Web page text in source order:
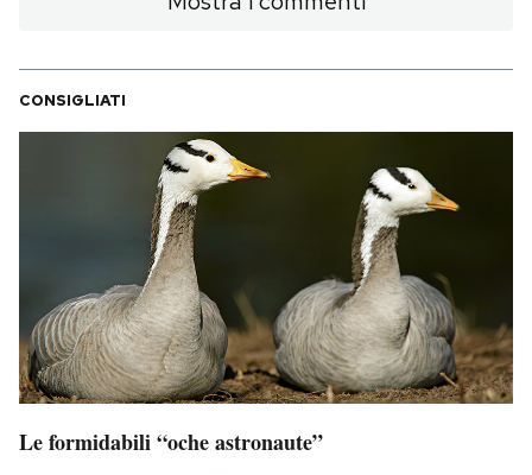
CONSIGLIATI
Le formidabili “oche astronaute”